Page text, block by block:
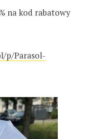
na kod rabatowy
p/Parasol-